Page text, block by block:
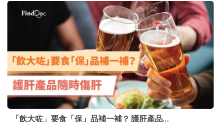
「飲大咗」要食「保」品補一補？ 護肝產品…